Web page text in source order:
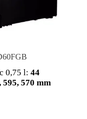
0,75 l: 44
595, 570 mm